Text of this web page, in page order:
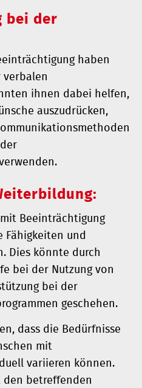
bei der
haben
verbalen
ihnen dabei helfen,
auszudrücken,
Beeinträchtigung
Fähigkeiten und
Dies könnte durch
bei der Nutzung von
bei der
geschehen.
dass die Bedürfnisse
mit
variieren können.
den betreffenden